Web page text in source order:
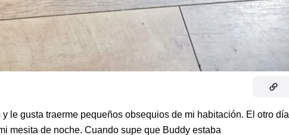
y le gusta traerme pequeños obsequios de mi habitación. El otro día
mesita de noche. Cuando supe que Buddy estaba